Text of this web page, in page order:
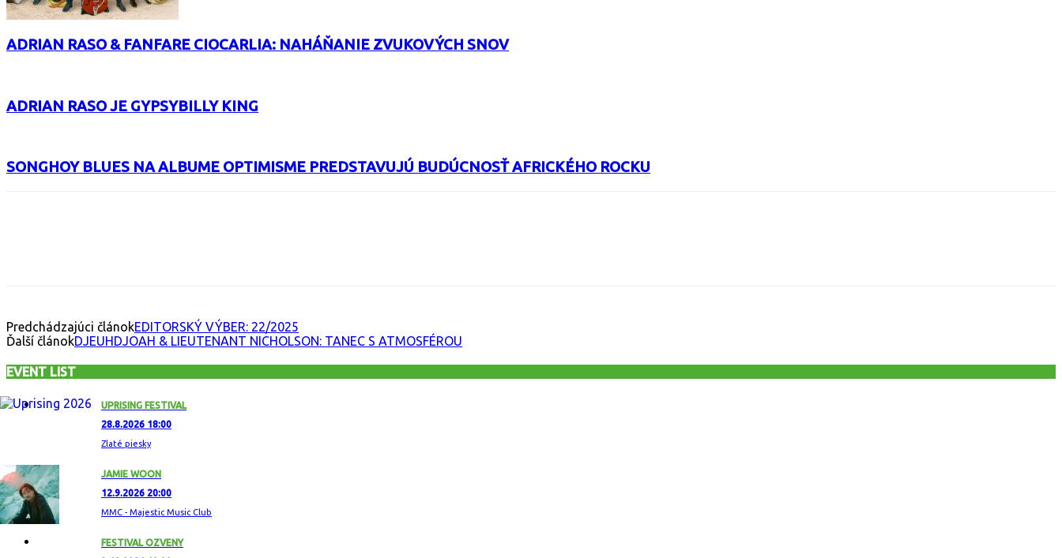
ADRIAN RASO & FANFARE CIOCARLIA: NAHÁŇANIE ZVUKOVÝCH SNOV
ADRIAN RASO JE GYPSYBILLY KING
SONGHOY BLUES NA ALBUME OPTIMISME PREDSTAVUJÚ BUDÚCNOSŤ AFRICKÉHO ROCKU
Predchádzajúci článokEDITORSKÝ VÝBER: 22/2025
Ďalší článokDJEUHDJOAH & LIEUTENANT NICHOLSON: TANEC S ATMOSFÉROU
EVENT LIST
UPRISING FESTIVAL
28.8.2026 18:00
Zlaté piesky
JAMIE WOON
12.9.2026 20:00
MMC - Majestic Music Club
FESTIVAL OZVENY